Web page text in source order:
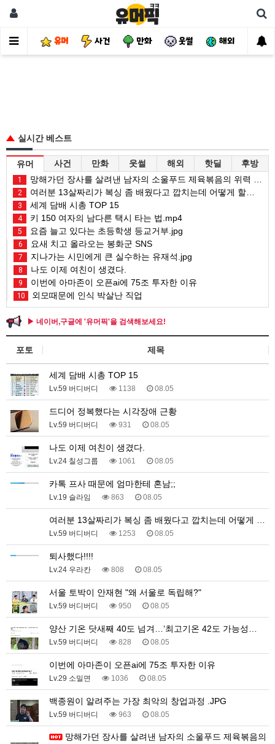
유머 사건 만화 웃썰 해외 핫
실시간 베스트
유머 사건 만화 웃썰 해외 핫딜 후방
1 망해가던 장사를 살려낸 남자의 소울푸드 제육볶음의 위력 ㅋㅋ
2 여러분 13살짜리가 복싱 좀 배웠다고 깝치는데 어떻게 할까요?
3 세계 담배 시총 TOP 15
4 키 150 여자의 남다른 택시 타는 법.mp4
5 요즘 늘고 있다는 초등학생 등교거부.jpg
6 요새 치고 올라오는 봉화군 SNS
7 지나가는 시민에게 큰 실수하는 유재석.jpg
8 나도 이제 여친이 생겼다.
9 이번에 아마존이 오픈ai에 75조 투자한 이유
10 외모때문에 인식 박살난 직업
▶ 네이버,구글에 '유머픽'을 검색해보세요!
포토 제목
세계 담배 시총 TOP 15
Lv.59 버디버디 1138 08.05
드디어 정복했다는 시각장애 근황
Lv.59 버디버디 931 08.05
나도 이제 여친이 생겼다.
Lv.24 칠성그룹 1061 08.05
카톡 프사 때문에 엄마한테 혼남;;
Lv.19 슬라임 863 08.05
여러분 13살짜리가 복싱 좀 배웠다고 깝치는데 어떻게 …
Lv.59 버디버디 1253 08.05
퇴사했다!!!!
Lv.24 우라칸 808 08.05
서울 토박이 안재현 "왜 서울로 독립해?"
Lv.59 버디버디 950 08.05
양산 기온 닷새째 40도 넘겨…‘최고기온 42도 가능성…
Lv.59 버디버디 828 08.05
이번에 아마존이 오픈ai에 75조 투자한 이유
Lv.29 소밀면 1036 08.05
백종원이 알려주는 가장 최악의 창업과정 .JPG
Lv.59 버디버디 963 08.05